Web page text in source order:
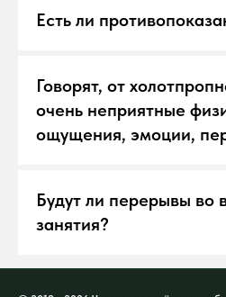
Есть ли
Говорят, от
очень неприятные
ощущения, эмоции,
Будут ли перерывы во
занятия?